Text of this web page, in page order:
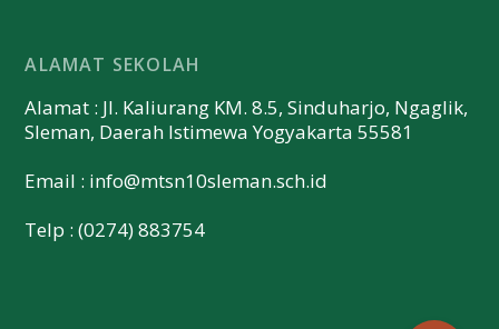
ALAMAT SEKOLAH
Alamat : Jl. Kaliurang KM. 8.5, Sinduharjo, Ngaglik,
Sleman, Daerah Istimewa Yogyakarta 55581
Email : info@mtsn10sleman.sch.id
Telp : (0274) 883754